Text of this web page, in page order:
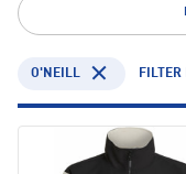
O'NEILL FILTER